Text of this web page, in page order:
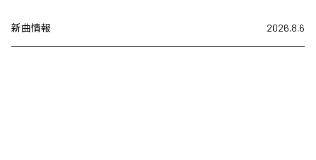
新曲情報 2026.8.6